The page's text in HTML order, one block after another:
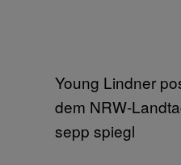
Young Lindner
dem NRW-
sepp spiegl